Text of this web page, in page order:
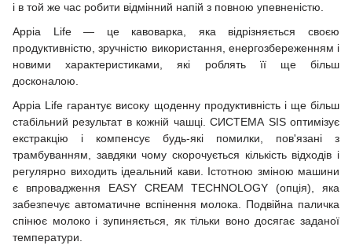
і в той же час робити відмінний напій з повною упевненістю.
Appia Life — це кавоварка, яка відрізняється своєю
продуктивністю, зручністю використання, енергозбереженням і
новими характеристиками, які роблять її ще більш
досконалою.
Appia Life гарантує високу щоденну продуктивність і ще більш
стабільний результат в кожній чашці.СИСТЕМА SIS оптимізує
екстракцію і компенсує будь-які помилки, пов'язані з
трамбуванням, завдяки чому скорочується кількість відходів і
регулярно виходить ідеальний кави. Істотною зміною машини
є впровадження EASY CREAM TECHNOLOGY (опція), яка
забезпечує автоматичне вспінення молока. Подвійна паличка
спінює молоко і зупиняється, як тільки воно досягає заданої
температури.